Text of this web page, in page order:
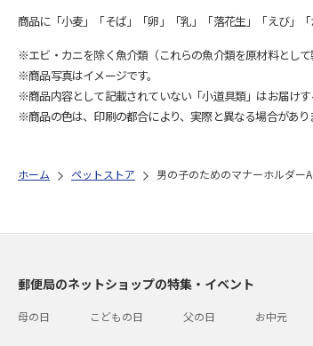
商品に「小麦」「そば」「卵」「乳」「落花生」「えび」
※エビ・カニを除く魚介類（これらの魚介類を原材料とし
※商品写真はイメージです。
※商品内容として記載されていない「小道具類」はお届けす
※商品の色は、印刷の都合により、実際と異なる場合があり
ホーム ペットストア 男の子のためのマナーホルダー
郵便局のネットショップの特集・イベント
母の日 こどもの日 父の日 お中元